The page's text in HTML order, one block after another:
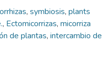
, symbiosis, plants
, Ectomicorrizas, micorriza
de plantas, intercambio de